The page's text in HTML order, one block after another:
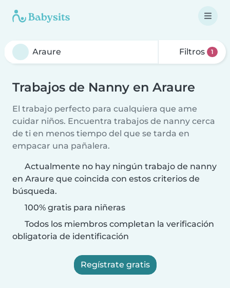
Filtros 1
Trabajos de Nanny en Araure
El trabajo perfecto para cualquiera que ame
cuidar niños. Encuentra trabajos de nanny cerca
de ti en menos tiempo del que se tarda en
empacar una pañalera.
Actualmente no hay ningún trabajo de nanny
en Araure que coincida con estos criterios de
búsqueda.
100% gratis para niñeras
Todos los miembros completan la verificación
obligatoria de identificación
Regístrate gratis